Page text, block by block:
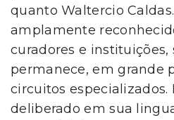
quanto Waltercio
amplamente
curadores e instituições,
permanece, em grande
circuitos
deliberado em sua